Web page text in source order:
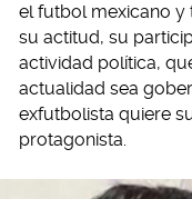
el futbol mexicano y
su actitud, su
actividad política,
actualidad sea
exfutbolista quiere
protagonista.